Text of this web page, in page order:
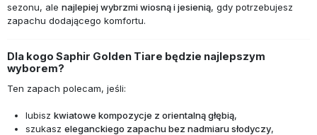
sezonu, ale najlepiej wybrzmi wiosną i jesienią, gdy potrzebujesz
zapachu dodającego komfortu.
Dla kogo Saphir Golden Tiare będzie najlepszym
wyborem?
Ten zapach polecam, jeśli:
lubisz kwiatowe kompozycje z orientalną głębią,
szukasz eleganckiego zapachu bez nadmiaru słodyczy,